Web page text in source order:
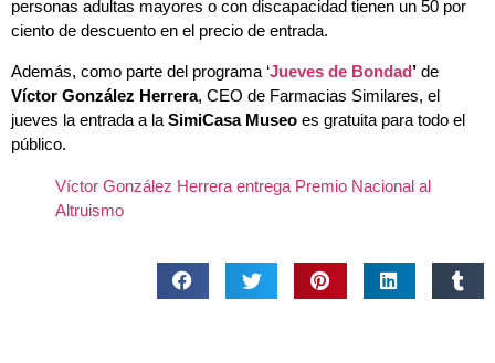
personas adultas mayores o con discapacidad tienen un 50 por
ciento de descuento en el precio de entrada.
Además, como parte del programa ‘Jueves de Bondad’ de
Víctor González Herrera, CEO de Farmacias Similares, el
jueves la entrada a la SimiCasa Museo es gratuita para todo el
público.
Víctor González Herrera entrega Premio Nacional al
Altruismo